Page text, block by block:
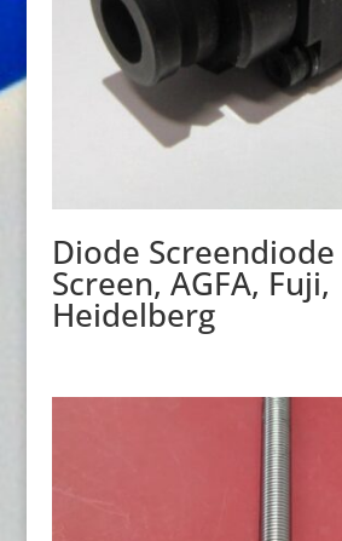
Diode
Screen, AGFA, Fuji,
Heidelberg